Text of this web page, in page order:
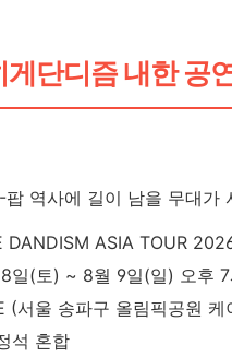
단디즘 내한 공
역사에 길이 남을 무대가
DANDISM ASIA TOUR
일(토) ~ 8월 9일(일) 오후 7
(서울 송파구 올림픽공원 케
석 혼합